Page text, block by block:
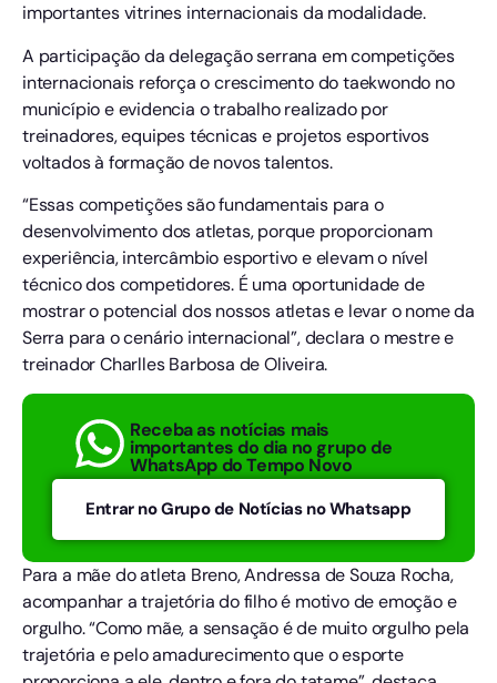
importantes vitrines internacionais da modalidade.
A participação da delegação serrana em competições
internacionais reforça o crescimento do taekwondo no
município e evidencia o trabalho realizado por
treinadores, equipes técnicas e projetos esportivos
voltados à formação de novos talentos.
“Essas competições são fundamentais para o
desenvolvimento dos atletas, porque proporcionam
experiência, intercâmbio esportivo e elevam o nível
técnico dos competidores. É uma oportunidade de
mostrar o potencial dos nossos atletas e levar o nome da
Serra para o cenário internacional”, declara o mestre e
treinador Charlles Barbosa de Oliveira.
Receba as notícias mais
importantes do dia no grupo de
WhatsApp do Tempo Novo
Entrar no Grupo de Notícias no Whatsapp
Para a mãe do atleta Breno, Andressa de Souza Rocha,
acompanhar a trajetória do filho é motivo de emoção e
orgulho. “Como mãe, a sensação é de muito orgulho pela
trajetória e pelo amadurecimento que o esporte